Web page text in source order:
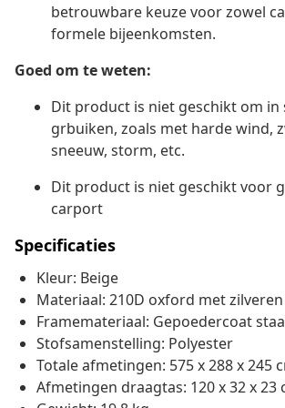
betrouwbare keuze voor zowel
formele bijeenkomsten.
Goed om te weten:
Dit product is niet geschikt om in
grbuiken, zoals met harde wind,
sneeuw, storm, etc.
Dit product is niet geschikt voor
carport
Specificaties
Kleur: Beige
Materiaal: 210D oxford met
Framemateriaal: Gepoedercoat
Stofsamenstelling: Polyester
Totale afmetingen: 575 x 288 x 245
Afmetingen draagtas: 120 x 32 x 23